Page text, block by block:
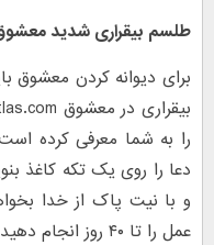
طلسم بیقراری شدید
برای دیوانه کردن معشوق
را به شما معرفی کرده
دعا را روی یک تکه کاغذ
و با نیت پاک از خدا
عمل را تا ۴۰ روز انجام دهید.